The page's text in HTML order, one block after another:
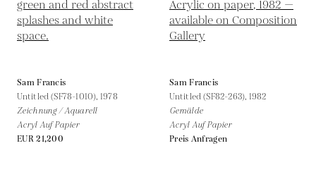
Sam Francis
Untitled (SF78-1010),1978
Zeichnung / Aquarell
Acryl Auf Papier
EUR 21,200
Sam Francis
Untitled (SF82-263),1982
Gemälde
Acryl Auf Papier
Preis Anfragen